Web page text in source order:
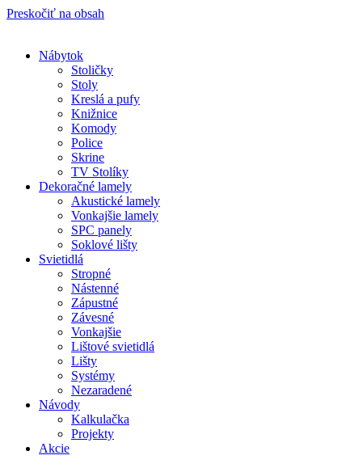
Preskočiť na obsah
Nábytok
Stoličky
Stoly
Kreslá a pufy
Knižnice
Komody
Police
Skrine
TV Stolíky
Dekoračné lamely
Akustické lamely
Vonkajšie lamely
SPC panely
Soklové lišty
Svietidlá
Stropné
Nástenné
Zápustné
Závesné
Vonkajšie
Lištové svietidlá
Lišty
Systémy
Nezaradené
Návody
Kalkulačka
Projekty
Akcie